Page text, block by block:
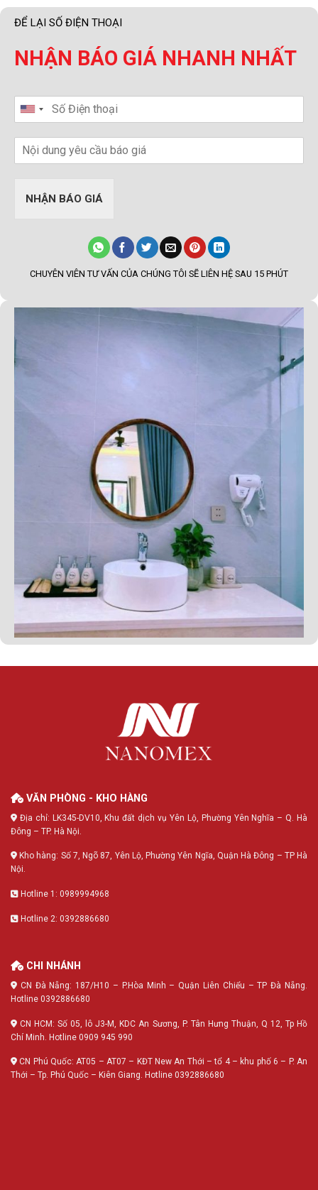
ĐỂ LẠI SỐ ĐIỆN THOẠI
NHẬN BÁO GIÁ NHANH NHẤT
NHẬN BÁO GIÁ
CHUYÊN VIÊN TƯ VẤN CỦA CHÚNG TÔI SẼ LIÊN HỆ SAU 15 PHÚT
VĂN PHÒNG - KHO HÀNG
Địa chỉ: LK345-DV10, Khu đất dịch vụ Yên Lộ, Phường Yên Nghĩa – Q. Hà
Đông – TP. Hà Nội.
Kho hàng: Số 7, Ngõ 87, Yên Lộ, Phường Yên Ngĩa, Quận Hà Đông – TP Hà
Nội.
Hotline 1: 0989994968
Hotline 2: 0392886680
CHI NHÁNH
CN Đà Nẵng: 187/H10 – P.Hòa Minh – Quận Liên Chiểu – TP Đà Nẵng.
Hotline 0392886680
CN HCM: Số 05, lô J3-M, KDC An Sương, P. Tân Hưng Thuận, Q 12, Tp Hồ
Chí Minh. Hotline 0909 945 990
CN Phú Quốc: AT05 – AT07 – KĐT New An Thới – tổ 4 – khu phố 6 – P. An
Thới – Tp. Phú Quốc – Kiên Giang. Hotline 0392886680